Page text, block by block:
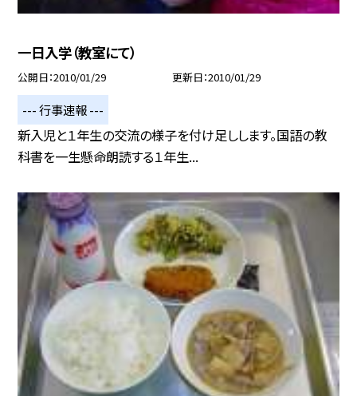
一日入学（教室にて）
公開日 2010/01/29 更新日 2010/01/29
--- 行事速報 ---
新入児と１年生の交流の様子を付け足しします。国語の教
科書を一生懸命朗読する１年生...